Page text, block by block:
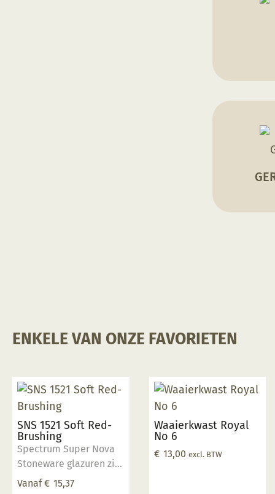
ENKELE VAN ONZE FAVORIETEN
SNS 1521 Soft Red-
Brushing
Spectrum Super Nova
Stoneware glazuren zijn
allemaal loodvrij en
Vanaf € 15,37
Waaierkwast Royal
No 6
€ 13,00 excl. BTW